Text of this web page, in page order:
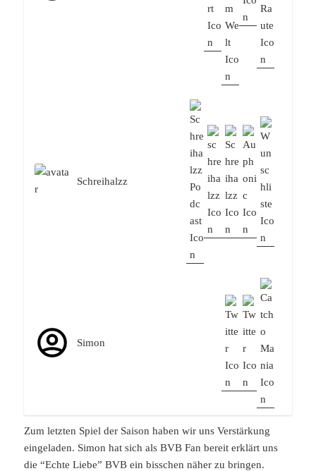
Schreihalzz
Simon
Zum letzten Spiel der Saison haben wir uns Verstärkung
eingeladen. Simon hat sich als BVB Fan bereit erklärt uns
die “Echte Liebe” BVB ein bisschen näher zu bringen.